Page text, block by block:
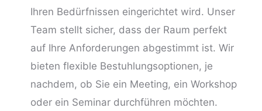
Ihren Bedürfnissen eingerichtet wird. Unser
Team stellt sicher, dass der Raum perfekt
auf Ihre Anforderungen abgestimmt ist. Wir
bieten flexible Bestuhlungsoptionen, je
nachdem, ob Sie ein Meeting, ein Workshop
oder ein Seminar durchführen möchten.